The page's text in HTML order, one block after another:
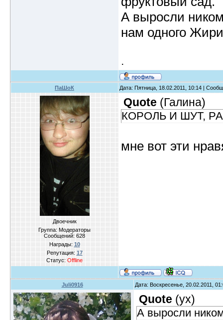
А выросли
нам одного
.
ПаШоК Дата: Пятница, 18.02.2011, 10:14 |
Двоечник
Группа: Модераторы
Сообщений: 628
Награды: 10
Репутация: 17
Статус: Offline
Quote (Галина)
КОРОЛЬ И ШУТ,
мне вот эти
Juli0916 Дата: Воскресенье, 20.02.2011,
Quote (yx)
А выросли